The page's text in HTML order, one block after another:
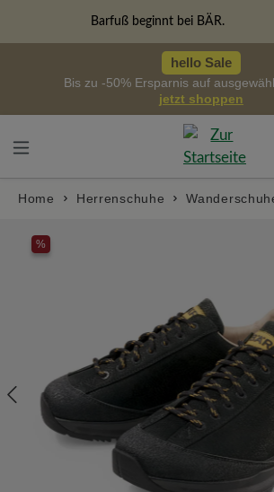
Barfuß beginnt bei BÄR.
hello Sale
Bis zu -50% Ersparnis auf
jetzt shoppen
Home Herrenschuhe
%